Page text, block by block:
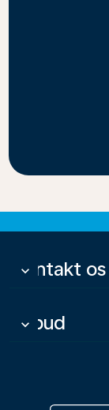
Kontakt os
keyboard_arrow_down
Tilbud
keyboard_arrow_down